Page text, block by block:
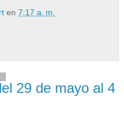
en 7:17 a. m.
29 de mayo al 4